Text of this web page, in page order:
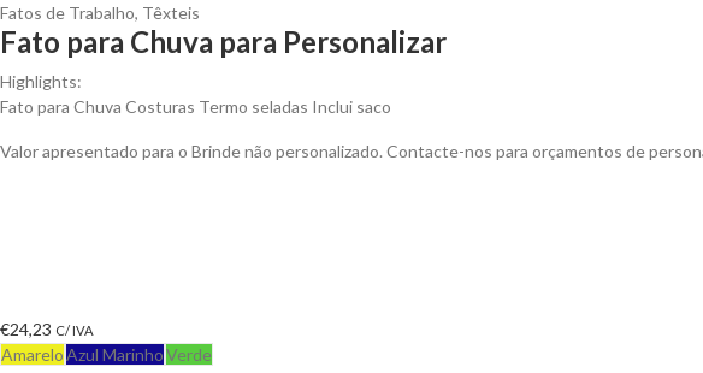
Fatos de Trabalho, Têxteis
Fato para Chuva para Personalizar
Highlights:
Fato para Chuva Costuras Termo seladas Inclui saco
Valor apresentado para o Brinde não personalizado. Contacte-nos para orçamentos de
€24,23 C/ IVA
AmareloAzul MarinhoVerde